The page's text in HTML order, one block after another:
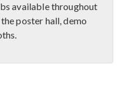
available throughout
poster hall, demo